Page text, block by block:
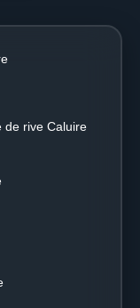
de rive Caluire